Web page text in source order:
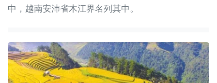
中，越南安沛省木江界名列其中。